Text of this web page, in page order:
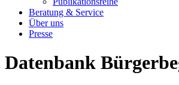
Beratung & Service
Über uns
Presse
Datenbank